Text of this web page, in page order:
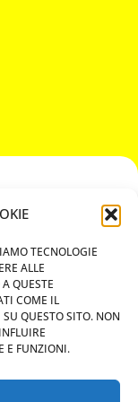
TECNOLOGIE
ALLE
QUESTE
COME IL
QUESTO SITO. NON
E FUNZIONI.